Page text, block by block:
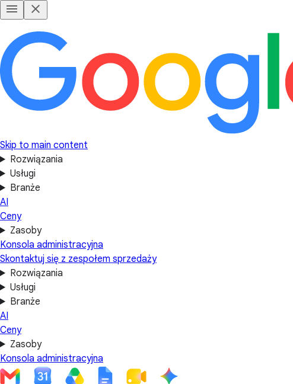
Skip to main content
Rozwiązania
Usługi
Branże
AI
Ceny
Zasoby
Konsola administracyjna
Skontaktuj się z zespołem sprzedaży
Rozwiązania
Usługi
Branże
AI
Ceny
Zasoby
Konsola administracyjna